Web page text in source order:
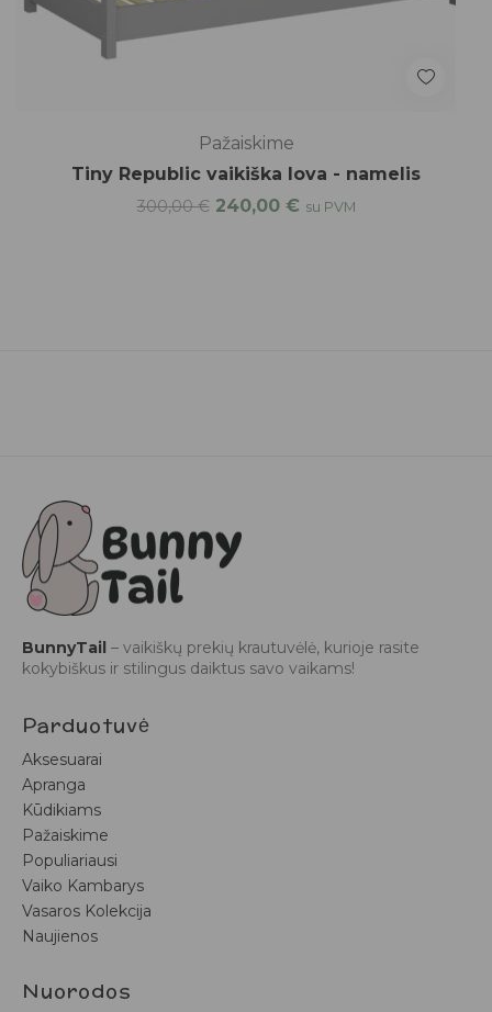
Pažaiskime
Tiny Republic vaikiška lova - namelis
300,00€ 240,00 € su PVM
BunnyTail – vaikiškų prekių krautuvėlė, kurioje rasite
kokybiškus ir stilingus daiktus savo vaikams!
Parduotuvė
Aksesuarai
Apranga
Kūdikiams
Pažaiskime
Populiariausi
Vaiko Kambarys
Vasaros Kolekcija
Naujienos
Nuorodos